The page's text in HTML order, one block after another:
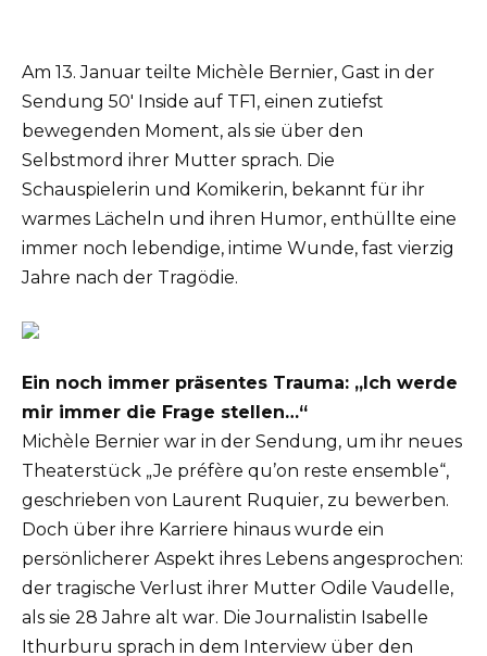
Am 13. Januar teilte Michèle Bernier, Gast in der
Sendung 50′ Inside auf TF1, einen zutiefst
bewegenden Moment, als sie über den
Selbstmord ihrer Mutter sprach. Die
Schauspielerin und Komikerin, bekannt für ihr
warmes Lächeln und ihren Humor, enthüllte eine
immer noch lebendige, intime Wunde, fast vierzig
Jahre nach der Tragödie.
Ein noch immer präsentes Trauma: „Ich werde
mir immer die Frage stellen…“
Michèle Bernier war in der Sendung, um ihr neues
Theaterstück „Je préfère qu’on reste ensemble“,
geschrieben von Laurent Ruquier, zu bewerben.
Doch über ihre Karriere hinaus wurde ein
persönlicherer Aspekt ihres Lebens angesprochen:
der tragische Verlust ihrer Mutter Odile Vaudelle,
als sie 28 Jahre alt war. Die Journalistin Isabelle
Ithurburu sprach in dem Interview über den